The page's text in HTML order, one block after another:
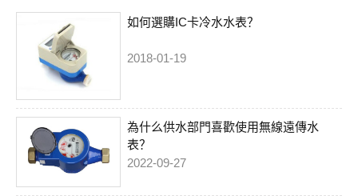
如何選購IC卡冷水水表？
2018-01-19
為什么供水部門喜歡使用無線遠傳水
表？
2022-09-27